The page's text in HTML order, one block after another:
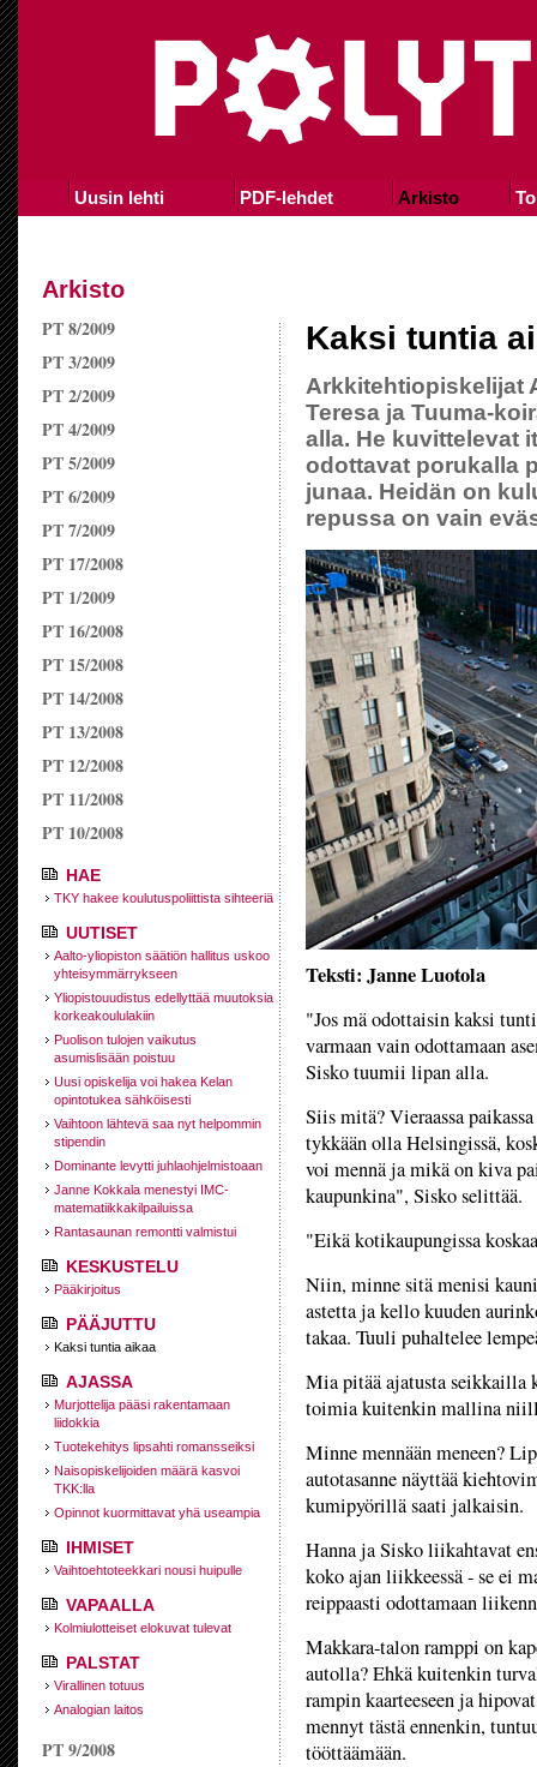
Uusin lehti PDF-lehdet Arkisto
Arkisto
PT 8/2009
PT 3/2009
PT 2/2009
PT 4/2009
PT 5/2009
PT 6/2009
PT 7/2009
PT 17/2008
PT 1/2009
PT 16/2008
PT 15/2008
PT 14/2008
PT 13/2008
PT 12/2008
PT 11/2008
PT 10/2008
HAE
TKY hakee koulutuspoliittista sihteeriä
UUTISET
Aalto-yliopiston säätiön hallitus uskoo
yhteisymmärrykseen
Yliopistouudistus edellyttää muutoksia
korkeakoululakiin
Puolison tulojen vaikutus
asumislisään poistuu
Uusi opiskelija voi hakea Kelan
opintotukea sähköisesti
Vaihtoon lähtevä saa nyt helpommin
stipendin
Dominante levytti juhlaohjelmistoaan
Janne Kokkala menestyi IMC-
matematiikkakilpailuissa
Rantasaunan remontti valmistui
KESKUSTELU
Pääkirjoitus
PÄÄJUTTU
Kaksi tuntia aikaa
AJASSA
Murjottelija pääsi rakentamaan
liidokkia
Tuotekehitys lipsahti romansseiksi
Naisopiskelijoiden määrä kasvoi
TKK:lla
Opinnot kuormittavat yhä useampia
IHMISET
Vaihtoehtoteekkari nousi huipulle
VAPAALLA
Kolmiulotteiset elokuvat tulevat
PALSTAT
Virallinen totuus
Analogian laitos
PT 9/2008
Kaksi tuntia
Arkkitehtiopiskelijat
Teresa ja Tuuma-
alla. He kuvittelevat
odottavat porukalla
junaa. Heidän on
repussa on vain
Teksti: Janne Luotola
"Jos mä odottaisin kaksi
varmaan vain odottamaan
Sisko tuumii lipan alla.
Siis mitä? Vieraassa
tykkään olla Helsingissä,
voi mennä ja mikä on kiva
kaupunkina", Sisko selittää.
"Eikä kotikaupungissa
Niin, minne sitä menisi
astetta ja kello kuuden
takaa. Tuuli puhaltelee
Mia pitää ajatusta seikkailla
toimia kuitenkin mallina
Minne mennään meneen?
autotasanne näyttää
kumipyörillä saati jalkaisin.
Hanna ja Sisko liikahtavat
koko ajan liikkeessä - se ei
reippaasti odottamaan
Makkara-talon ramppi on
autolla? Ehkä kuitenkin
rampin kaarteeseen ja
mennyt tästä ennenkin,
tööttäämään.